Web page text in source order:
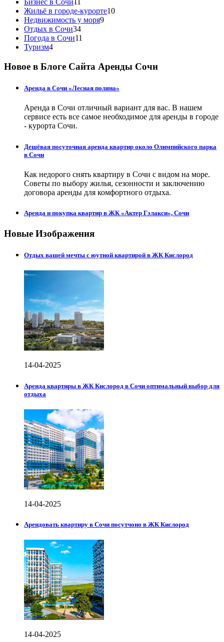
Бизнес в Сочи
Жильё в городе-курорте10
Недвижимость у моря9
Отдых в Сочи34
Погода в Сочи11
Туризм4
Новое в Блоге Сайта Аренды Сочи
Аренда в Сочи «Лесная поляна»
Аренда в Сочи отличный вариант для вас. В нашем
сервисе есть все самое необходимое для аренды в городе
- курорта Сочи.
Дешёвая посуточная аренда квартир около Олимпийского парка
в Сочи
Как недорого снять квартиру в Сочи с видом на море.
Советы по выбору жилья, сезонности и заключению
договора аренды для комфортного отдыха.
Аренда и покупка квартир в ЖК «Актер Гэлакси», Сочи
Новые Изображения
Отдых вашей мечты с юутной квартирой в ЖК Кислород
14-04-2025
Аренда квартиры в ЖК Кислород в Сочи оптимальный выбор для
отдыха
14-04-2025
Арендовать квартиру в Сочи посутчоно в ЖК Кислород
14-04-2025